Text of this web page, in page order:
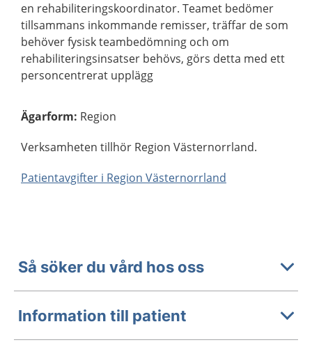
en rehabiliteringskoordinator. Teamet bedömer
tillsammans inkommande remisser, träffar de som
behöver fysisk teambedömning och om
rehabiliteringsinsatser behövs, görs detta med ett
personcentrerat upplägg
Ägarform: Region
Verksamheten tillhör Region Västernorrland.
Patientavgifter i Region Västernorrland
Så söker du vård hos oss
Information till patient